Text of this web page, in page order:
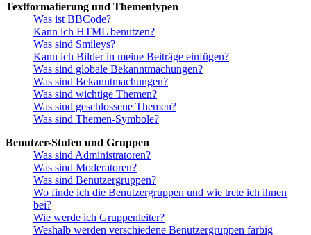
Textformatierung und Thementypen
Was ist BBCode?
Kann ich HTML benutzen?
Was sind Smileys?
Kann ich Bilder in meine Beiträge einfügen?
Was sind globale Bekanntmachungen?
Was sind Bekanntmachungen?
Was sind wichtige Themen?
Was sind geschlossene Themen?
Was sind Themen-Symbole?
Benutzer-Stufen und Gruppen
Was sind Administratoren?
Was sind Moderatoren?
Was sind Benutzergruppen?
Wo finde ich die Benutzergruppen und wie trete ich ihnen
bei?
Wie werde ich Gruppenleiter?
Weshalb werden verschiedene Benutzergruppen farbig